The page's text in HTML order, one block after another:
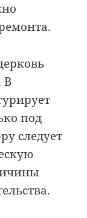
В
под
следует